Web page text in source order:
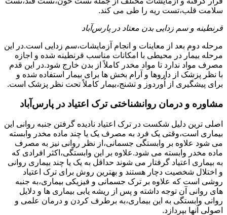
سلامت قلب،تست ریه را طی می کند.
قرنطینه و سم زدایی بدن معتاد در پارس‌آباد
مرحله دوم بعد از معاینات و انجام آزمایشات،سم زدایی است.در این
مرحله بیمار در محیطی با امکانات مناسب قرنطینه شده و اجازه
مصرف مواد ندارد تا مواد مخدر کاملاً از بدن خارج شود.در این قدم
با نظر پزشک از داروها و آرام بخش ها برای بیمار استفاده شده و
برای پیشگیری از اُوردوز و تشنج،بیمار کاملاً تحت نظر پزشک است.
مشاوره و درمان روانشناختی ترک اعتیاد در پارس‌آباد
اصلی ترین دلیل شکست در ترک اعتیاد نادیده گرفتن جنبه روانی این
بیماری است،وقتی یک فرد به مصرف یک یا چند ماده مخدر وابسته
می شود علاوه بر وابستگی جسمانی،از نظر روانی نیز به مصرف
ماده مخدر وابسته می شود.علاوه بر این وابستگی،اکثر افرادی که
به بیماری اعتیاد گرفتار می شوند حداقل به یک یا چند بیماری روانی
و اختلال شخصیت دچار هستند و بهترین روش برای ترک اعتیاد
روشی است که علاوه بر ترک جسمانی و فیزیکی بیماری،به جنبه
های روانی آن توجه داشته و پس از ریشه یابی بیماری ها و دلایل
روانی وابستگی به این بیماری،به برطرف کردن و درمان علمی و
اصولی آنها بپردازد.